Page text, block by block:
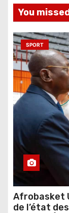
You
SPORT
Afrobasket
de l’état